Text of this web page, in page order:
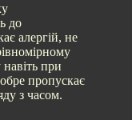
до
алергій, не
при
пропускає
з часом.